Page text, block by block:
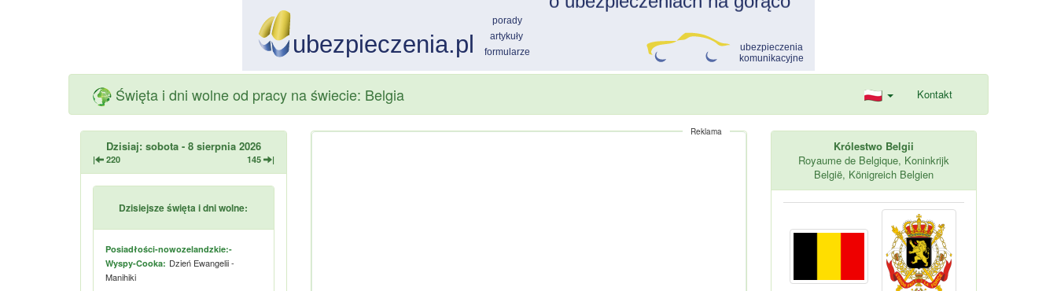
Święta i dni wolne od pracy na świecie: Belgia Kontakt
Dzisiaj: sobota - 8 sierpnia 2026
| 220 145 |
Dzisiejsze święta i dni wolne:
Posiadłości-nowozelandzkie:-
Wyspy-Cooka: Dzień Ewangelii -
Manihiki
Reklama
Królestwo Belgii
Royaume de Belgique, Koninkrijk
België, Königreich Belgien